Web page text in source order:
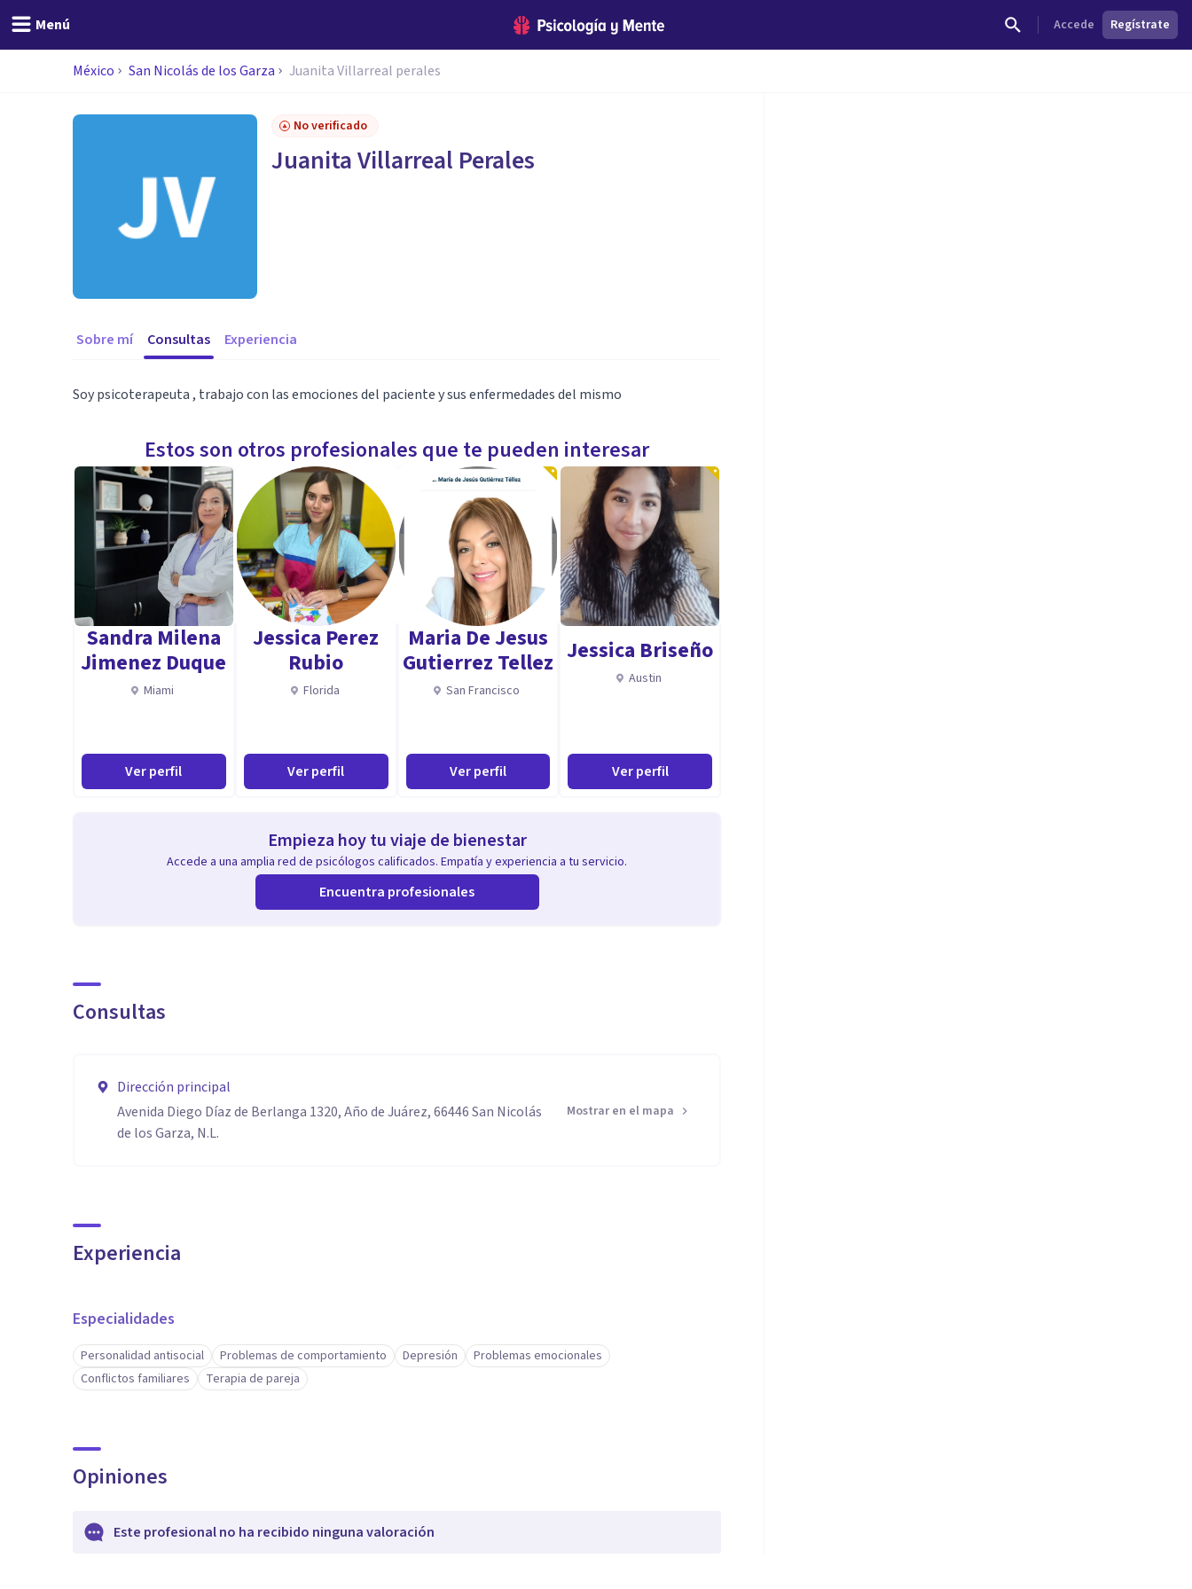
Menú Accede Regístrate
México San Nicolás de los Garza Juanita Villarreal perales
No verificado
Juanita Villarreal Perales
Sobre mí Consultas Experiencia
Soy psicoterapeuta , trabajo con las emociones del paciente y sus enfermedades del mismo
Estos son otros profesionales que te pueden interesar
Sandra Milena
Jimenez Duque
Miami
Ver perfil
Jessica Perez
Rubio
Florida
Ver perfil
Maria De Jesus
Gutierrez Tellez
San Francisco
Ver perfil
Jessica Briseño
Austin
Ver perfil
Empieza hoy tu viaje de bienestar
Accede a una amplia red de psicólogos calificados. Empatía y experiencia a tu servicio.
Encuentra profesionales
Consultas
Dirección principal
Avenida Diego Díaz de Berlanga 1320, Año de Juárez, 66446 San Nicolás
de los Garza, N.L.
Mostrar en el mapa
Experiencia
Especialidades
Personalidad antisocial Problemas de comportamiento Depresión
Problemas emocionales
Conflictos familiares
Terapia de pareja
Opiniones
Este profesional no ha recibido ninguna valoración